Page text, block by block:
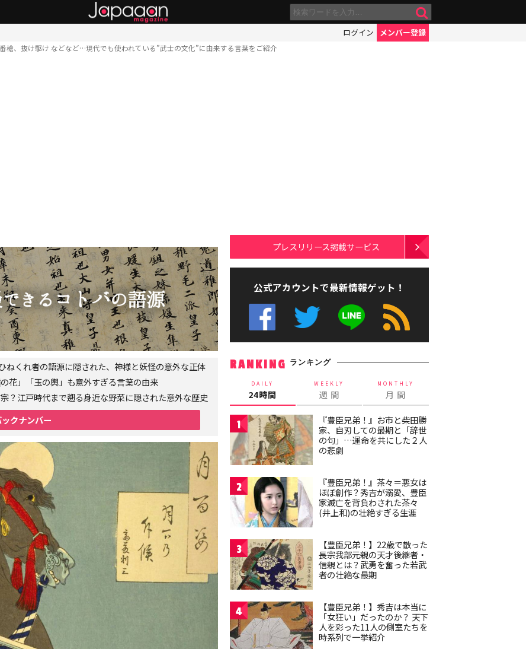
ログイン メンバー登録
槍、抜け駆け などなど…現代でも使われている”武士の文化”に由来する言葉をご紹介
ねくれ者の語源に隠された、神様と妖怪の意外な正体
花」「玉の輿」も意外すぎる言葉の由来
？江戸時代まで遡る身近な野菜に隠された意外な歴史
ックナンバー
プレスリリース掲載サービス
公式アカウントで最新情報ゲット！
RANKING ランキング
DAILY
24時間
WEEKLY
週 間
MONTHLY
月 間
1
『豊臣兄弟！』お市と柴田勝
家、自刃しての最期と「辞世
の句」…運命を共にした２人
の悲劇
2
『豊臣兄弟！』茶々＝悪女は
ほぼ創作？秀吉が溺愛、豊臣
家滅亡を背負わされた茶々
(井上和)の壮絶すぎる生涯
3
【豊臣兄弟！】22歳で散った
長宗我部元親の天才後継者・
信親とは？武勇を奮った若武
者の壮絶な最期
4
【豊臣兄弟！】秀吉は本当に
「女狂い」だったのか？ 天下
人を彩った11人の側室たちを
時系列で一挙紹介